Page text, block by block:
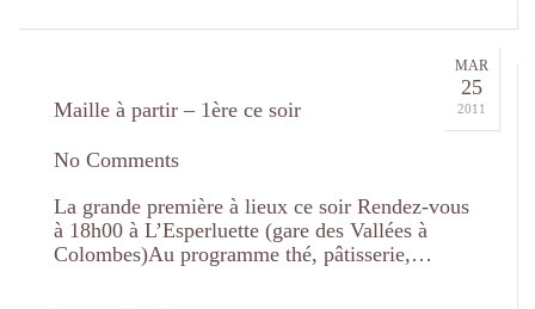
MAR
25
2011
Maille à partir – 1ère ce soir
No Comments
La grande première à lieux ce soir Rendez-vous
à 18h00 à L’Esperluette (gare des Vallées à
Colombes)Au programme thé, pâtisserie,…